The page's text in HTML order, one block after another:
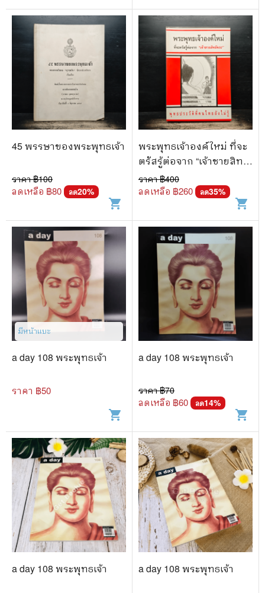
45 พรรษาของพระพุทธเจ้า
ราคา ฿100
ลดเหลือ ฿80 ลด20%
shopping_cart
พระพุทธเจ้าองค์ใหม่ ที่จะ
ตรัสรู้ต่อจาก “เจ้าชายสิทธั
ตถะ” - ประภาส สุระเสน
ราคา ฿400
ลดเหลือ ฿260 ลด35%
shopping_cart
มีหน้าแบะ​
a day 108 พระพุทธเจ้า
ราคา ฿50
shopping_cart
a day 108 พระพุทธเจ้า
ราคา ฿70
ลดเหลือ ฿60 ลด14%
shopping_cart
a day 108 พระพุทธเจ้า a day 108 พระพุทธเจ้า